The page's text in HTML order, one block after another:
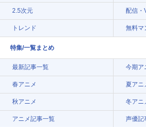
2.5次元 配信・
トレンド 無料マ
特集/一覧まとめ
最新記事一覧 今期ア
春アニメ 夏アニ
秋アニメ 冬アニ
アニメ記事一覧 声優記